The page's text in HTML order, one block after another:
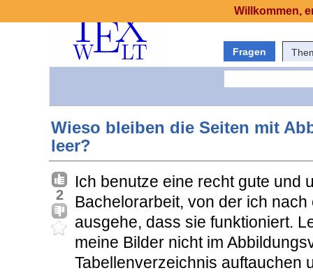
Fragen
Wieso bleiben die Seiten mit
leer?
2
Ich benutze eine recht gute und
Bachelorarbeit, von der ich
ausgehe, dass sie funktioniert.
meine Bilder nicht im
Tabellenverzeichnis auftauchen
Willkommen,